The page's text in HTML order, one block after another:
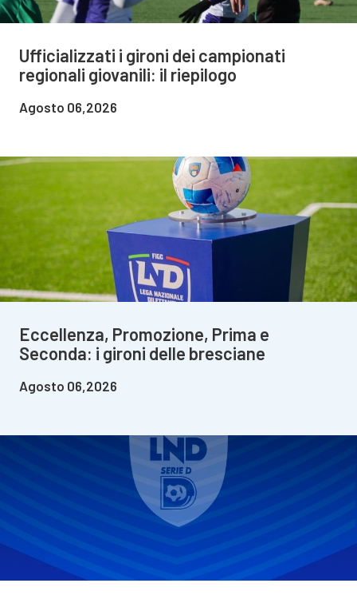
Ufficializzati i gironi dei campionati
regionali giovanili: il riepilogo
Agosto 06,2026
Eccellenza, Promozione, Prima e
Seconda: i gironi delle bresciane
Agosto 06,2026